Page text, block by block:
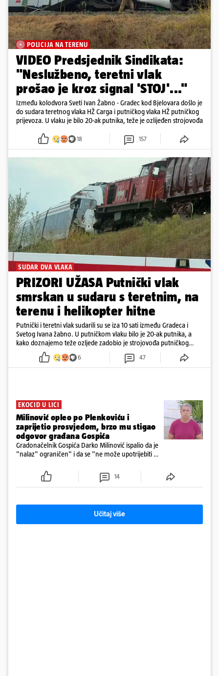
POLICIJA NA TERENU
VIDEO Predsjednik Sindikata:
"Neslužbeno, teretni vlak
prošao je kroz signal 'STOJ'..."
Između kolodvora Sveti Ivan Žabno - Gradec kod Bjelovara došlo je
do sudara teretnog vlaka HŽ Carga i putničkog vlaka HŽ putničkog
prijevoza. U vlaku je bilo 20-ak putnika, teže je ozlijeđen strojovođa
18 157
SUDAR DVA VLAKA
PRIZORI UŽASA Putnički vlak
smrskan u sudaru s teretnim, na
terenu i helikopter hitne
Putnički i teretni vlak sudarili su se iza 10 sati između Gradeca i
Svetog Ivana žabno. U putničkom vlaku bilo je 20-ak putnika, a
kako doznajemo teže ozljede zadobio je strojovođa putničkog
vlaka. Zatvoren je promet, a fotoreporteri Prigorskog objavili su
prve snimke s mjesta sudara
6 47
EKOCID U LICI
Milinović opleo po Plenkoviću i
zaprijetio prosvjedom, brzo mu stigao
odgovor građana Gospića
Gradonačelnik Gospića Darko Milinović ispalio da je
"nalaz" ograničen" i da se "ne može upotrijebiti za
ga je naručio Uskok i da je dio spisa
14
Učitaj više